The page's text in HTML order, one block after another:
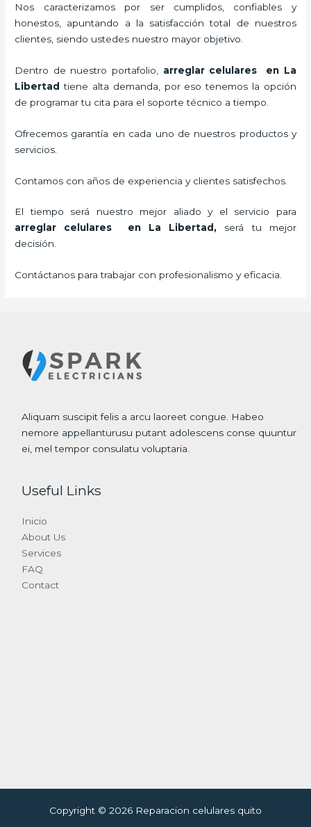
Nos caracterizamos por ser cumplidos, confiables y
honestos, apuntando a la satisfacción total de nuestros
clientes, siendo ustedes nuestro mayor objetivo.
Dentro de nuestro portafolio, arreglar celulares en La
Libertad tiene alta demanda, por eso tenemos la opción
de programar tu cita para el soporte técnico a tiempo.
Ofrecemos garantía en cada uno de nuestros productos y
servicios.
Contamos con años de experiencia y clientes satisfechos.
El tiempo será nuestro mejor aliado y el servicio para
arreglar celulares en La Libertad, será tu mejor
decisión.
Contáctanos para trabajar con profesionalismo y eficacia.
Aliquam suscipit felis a arcu laoreet congue. Habeo
nemore appellanturusu putant adolescens conse quuntur
ei, mel tempor consulatu voluptaria.
Useful Links
Inicio
About Us
Services
FAQ
Contact
Copyright © 2026 Reparacion celulares quito